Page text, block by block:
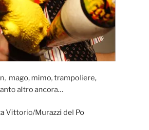
mago, mimo, trampoliere,
altro ancora…
Vittorio/Murazzi del Po